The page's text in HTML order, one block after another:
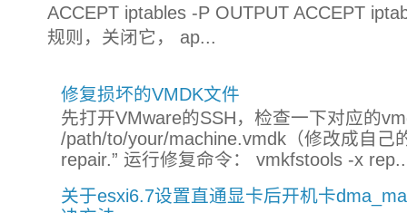
ACCEPT iptables -P OUTPUT ACCEPT
规则，关闭它， ap...
修复损坏的VMDK文件
先打开VMware的SSH，检查一下对应的
/path/to/your/machine.vmdk（修改成自己
repair.” 运行修复命令： vmkfstools -x
关于esxi6.7设置直通显卡后开机卡